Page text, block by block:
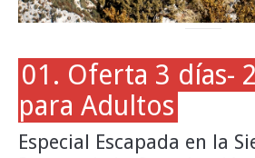
01. Oferta 3 días-
para Adultos
Especial Escapada en la